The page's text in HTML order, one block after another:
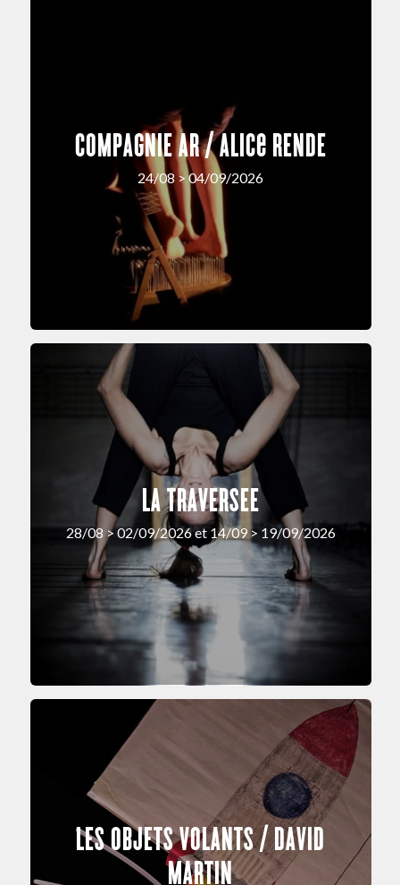
COMPAGNIE AR / Alice RENDE
24/08 > 04/09/2026
LA TRAVERSEE
28/08 > 02/09/2026 et 14/09 > 19/09/2026
LES OBJETS VOLANTS / DAVID
MARTIN